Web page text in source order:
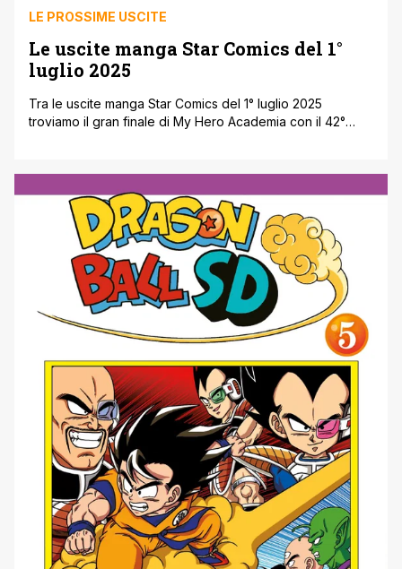
LE PROSSIME USCITE
Le uscite manga Star Comics del 1°
luglio 2025
Tra le uscite manga Star Comics del 1° luglio 2025
troviamo il gran finale di My Hero Academia con il 42°
Hellboy di Mike Mignola e nuove uscite di titoli di
successo come Gachiakuta e di classici [']